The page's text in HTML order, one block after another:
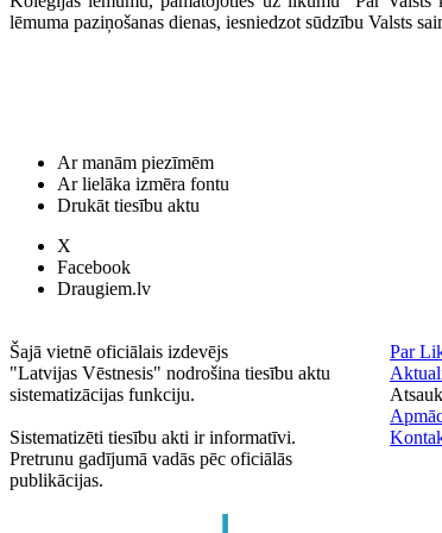
lēmuma paziņošanas dienas, iesniedzot sūdzību Valsts
Ar manām piezīmēm
Ar lielāka izmēra fontu
Drukāt tiesību aktu
X
Facebook
Draugiem.lv
Šajā vietnē oficiālais izdevējs
"Latvijas Vēstnesis" nodrošina tiesību aktu
sistematizācijas funkciju.
Sistematizēti tiesību akti ir informatīvi.
Pretrunu gadījumā vadās pēc oficiālās
publikācijas.
Par